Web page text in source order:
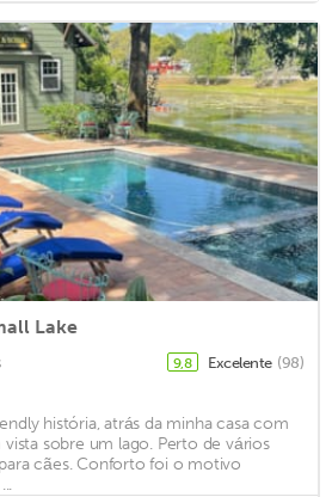
Lake
9,8 Excelente (98)
história, atrás da minha casa com
sobre um lago. Perto de vários
cães. Conforto foi o motivo